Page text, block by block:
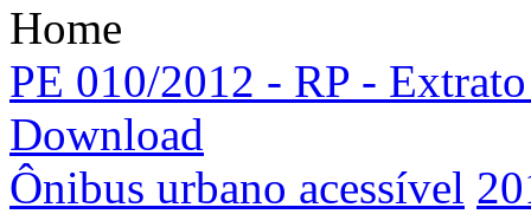
Home
PE 010/2012 - RP -
Download
Ônibus urbano acessível